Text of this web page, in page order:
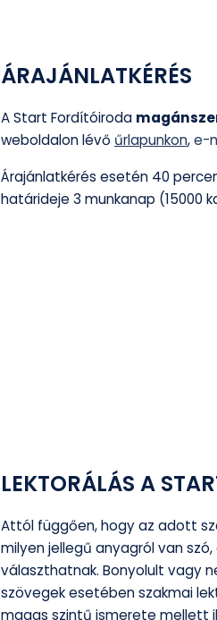
ÁRAJÁNLATKÉRÉS
A Start Fordítóiroda
weboldalon lévő űrlapunkon,e-
Árajánlatkérés esetén 40
határideje 3 munkanap (15000
LEKTORÁLÁS A
Attól függően, hogy az adott
milyen jellegű anyagról van
választhatnak. Bonyolult vagy
szövegek esetében szakmai
magas szintű ismerete mellett